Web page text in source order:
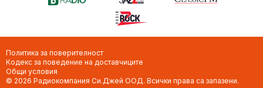
Политика за поверителност
Кодекс за поведение на доставчиците
Общи условия
© 2026 Радиокомпания Си.Джей ООД. Всички права са запазени.